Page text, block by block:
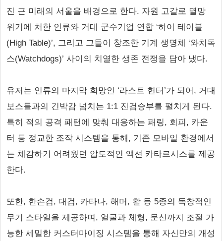
진 근 미래의 서울을 배경으로 한다. 자원 고갈로 멸망
위기에 처한 인류와 거대 군수기업 연합 ‘하이 테이블
(High Table)’, 그리고 그들이 창조한 기계 생명체 ‘와치독
스(Watchdogs)’ 사이의 치열한 생존 전쟁을 담아 냈다.
유저는 인류의 마지막 희망인 ‘라스트 헌터’가 되어, 거대
보스들과의 긴박감 넘치는 1:1 진검승부를 펼치게 된다.
특히 적의 공격 패턴에 맞춰 대응하는 패링, 회피, 카운
터 등 정교한 조작 시스템을 통해, 기존 모바일 환경에서
는 체감하기 어려웠던 압도적인 액션 카타르시스를 제공
한다.
또한, 한손검, 대검, 카타나, 해머, 활 등 5종의 독창적인
무기 스타일을 제공하며, 얼굴과 체형, 문신까지 조절 가
능한 세밀한 커스터마이징 시스템을 통해 자신만의 개성